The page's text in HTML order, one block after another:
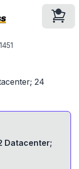
24
Datacenter;